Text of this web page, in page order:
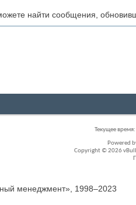
найти сообщения,
Текущее время:
Powered
Copyright © 2026
менеджмент», 1998–2023